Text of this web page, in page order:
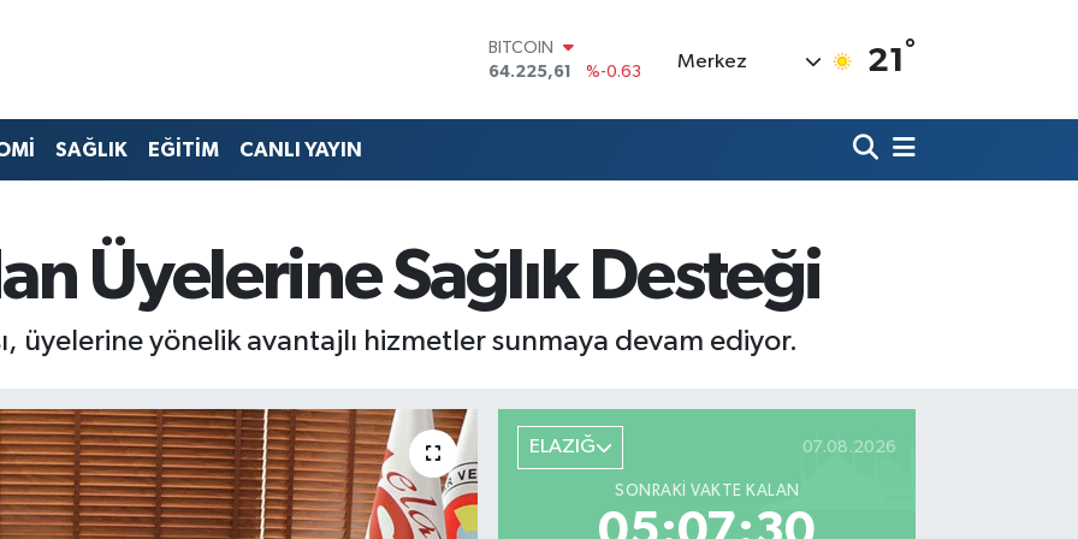
DOLAR
47,7143
%0.16
55,0317
%-0.02
13.799
%70
BITCOIN
64.225,61
Merkez 21 °
SAĞLIK EĞİTİM CANLI YAYIN
Üyelerine Sağlık Desteği
üyelerine yönelik avantajlı hizmetler sunmaya devam ediyor.
ELAZIĞ 07.08.2026
SONRAKI VAKTE KALAN